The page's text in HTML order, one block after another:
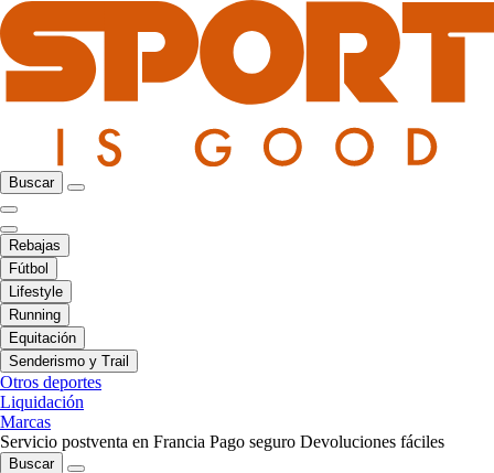
Buscar
Rebajas
Fútbol
Lifestyle
Running
Equitación
Senderismo y Trail
Otros deportes
Liquidación
Marcas
Servicio postventa en Francia Pago seguro Devoluciones fáciles
Buscar